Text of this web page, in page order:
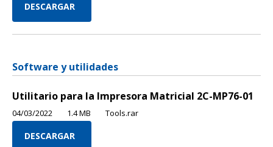
DESCARGAR
Software y utilidades
Utilitario para la Impresora Matricial 2C-MP76-01
04/03/2022 1.4 MB Tools.rar
DESCARGAR